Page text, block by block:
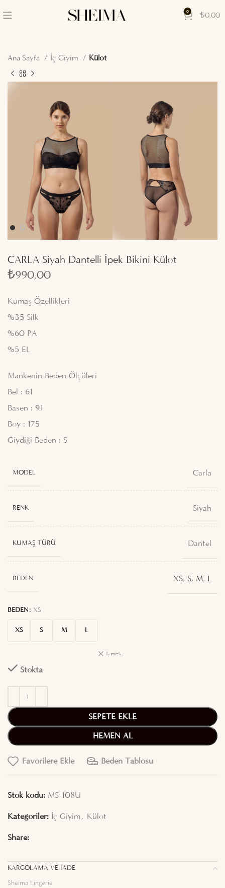
0 ₺0,00
Ana Sayfa İç Giyim Külot
CARLA Siyah Dantelli İpek Bikini Külot
₺990,00
Kumaş Özellikleri
%35 Silk
%60 PA
%5 EL
Mankenin Beden Ölçüleri
Bel : 61
Basen : 91
Boy : 175
Giydiği Beden : S
MODEL Carla
RENK Siyah
KUMAŞ TÜRÜ Dantel
BEDEN XS, S, M, L
BEDEN XS
XS S M L
Temizle
Stokta
SEPETE EKLE
HEMEN AL
Favorilere Ekle Beden Tablosu
Stok kodu: MS-108U
Kategoriler: İç Giyim, Külot
Share:
KARGOLAMA VE İADE
Sheima Lingerie